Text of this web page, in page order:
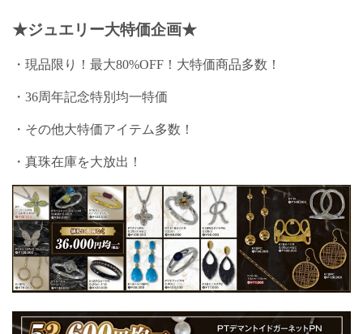
★ジュエリー大特価企画★
・現品限り！最大80%OFF！大特価商品多数！
・36周年記念特別均一特価
・その他大特価アイテム多数！
・真珠在庫を大放出！